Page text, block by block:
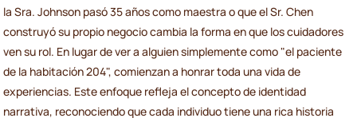
la Sra. Johnson pasó 35 años como maestra o que el Sr. Chen
construyó su propio negocio cambia la forma en que los cuidadores
ven su rol. En lugar de ver a alguien simplemente como "el paciente
de la habitación 204", comienzan a honrar toda una vida de
experiencias. Este enfoque refleja el concepto de identidad
narrativa, reconociendo que cada individuo tiene una rica historia